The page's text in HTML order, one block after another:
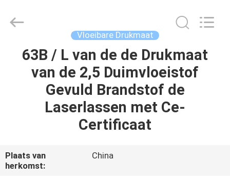
HUIS
PRODUCTEN
FABRIEKSREIS
Export
Co.,Ltd..
Vloeibare Drukmaat
63B / L van de de Drukmaat
van de 2,5 Duimvloeistof
Gevuld Brandstof de
Laserlassen met Ce-
Certificaat
Plaats van
herkomst:
China